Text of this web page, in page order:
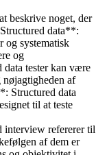
beskrive noget, der
data**:
og systematisk
og
tester kan være
af
Structured data
til at teste
refererer til
af dem er